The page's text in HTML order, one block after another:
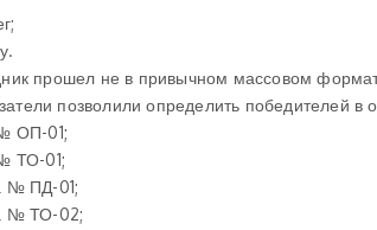
прошел не в привычном массовом
позволили определить победителей
ОП-01;
ТО-01;
№ ПД-01;
№ ТО-02;